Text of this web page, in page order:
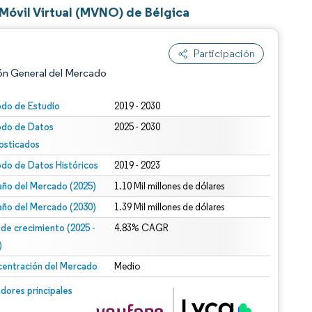
Virtual (MVNO) de Bélgica
Participación
General del Mercado
de Estudio 2019 - 2030
de Datos
2025 - 2030
de Datos Históricos 2019 - 2023
del Mercado (2025) 1.10 Mil millones de dólares
del Mercado (2030) 1.39 Mil millones de dólares
de crecimiento (2025 -
4.83% CAGR
del Mercado Medio
principales
© Mordor Intelligence. El uso requiere atribución según CC BY 4.0.
CC BY 4.0.